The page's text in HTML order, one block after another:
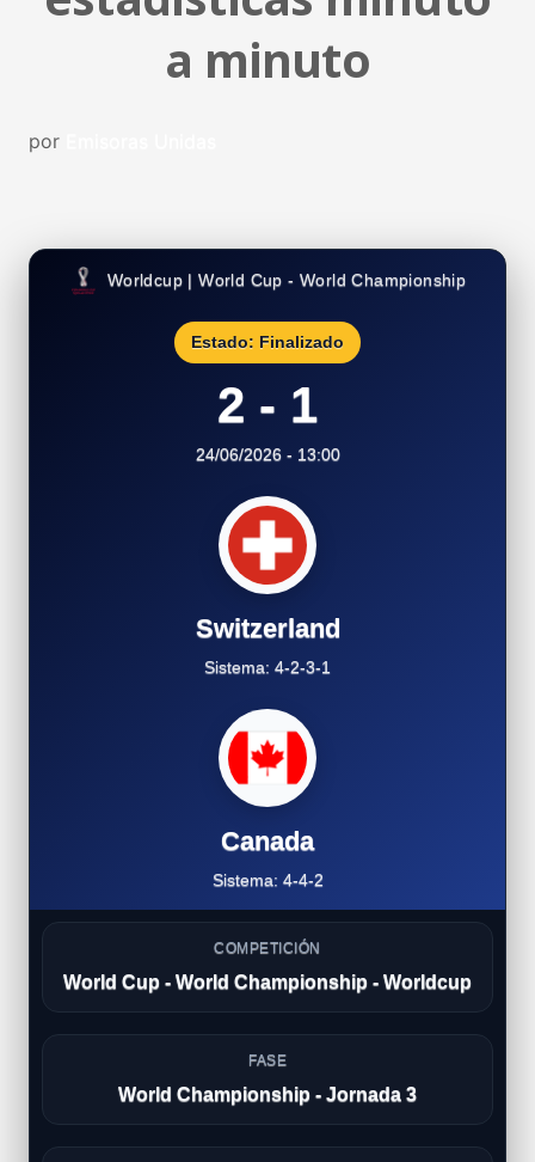
a minuto
por
Worldcup | World Cup - World Championship
Switzerland
Sistema: 4-2-3-1
Estado: Finalizado
2 - 1
24/06/2026 - 13:00
Canada
Sistema: 4-4-2
COMPETICIÓN
World Cup - World Championship - Worldcup
FASE
World Championship - Jornada 3